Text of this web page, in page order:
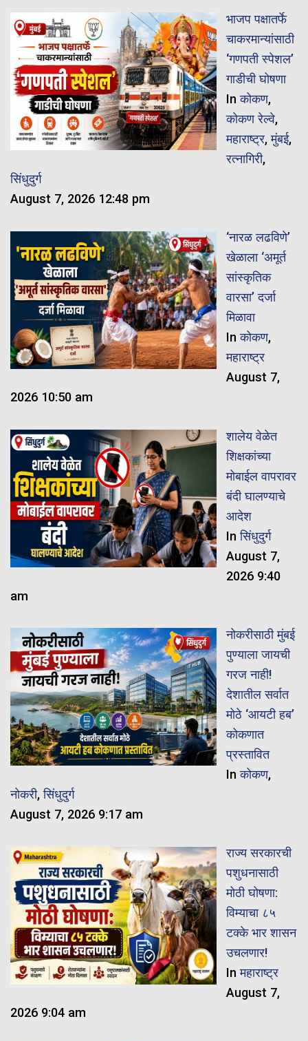
भाजप पक्षातर्फे
चाकरमान्यांसाठी
‘गणपती स्पेशल’
गाडीची घोषणा
Inकोकण,
कोकण रेल्वे,
महाराष्ट्र,मुंबई,
रत्नागिरी,
सिंधुदुर्ग
August 7, 2026 12:48 pm
‘नारळ लढविणे’
खेळाला ‘अमूर्त
सांस्कृतिक
वारसा’ दर्जा
मिळावा
Inकोकण,
महाराष्ट्र
August 7,
2026 10:50 am
शालेय वेळेत
शिक्षकांच्या
मोबाईल वापरावर
बंदी घालण्याचे
आदेश
Inसिंधुदुर्ग
August 7,
2026 9:40
am
नोकरीसाठी मुंबई
पुण्याला जायची
गरज नाही!
देशातील सर्वात
मोठे ‘आयटी हब’
कोकणात
प्रस्तावित
Inकोकण,
नोकरी,सिंधुदुर्ग
August 7, 2026 9:17 am
राज्य सरकारची
पशुधनासाठी
मोठी घोषणा:
विम्याचा ८५
टक्के भार शासन
उचलणार!
Inमहाराष्ट्र
August 7,
2026 9:04 am